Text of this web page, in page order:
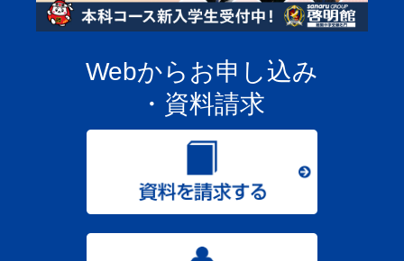
Webからお申し込み
・資料請求